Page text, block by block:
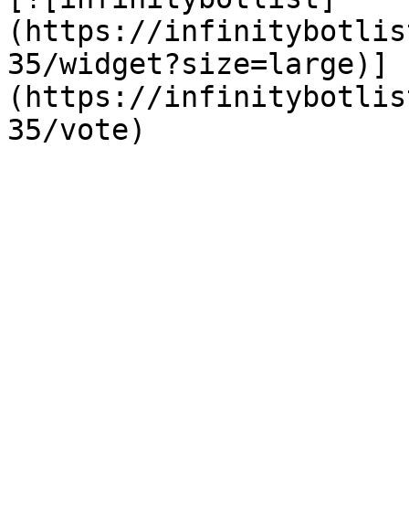
(https://
35/widget?size=large)]
(https://